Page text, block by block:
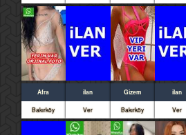
Afra
Bakırköy
ilan
Ver
Gizem
Bakırköy
ilan
Ver